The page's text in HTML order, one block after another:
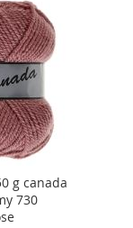
g canada
730